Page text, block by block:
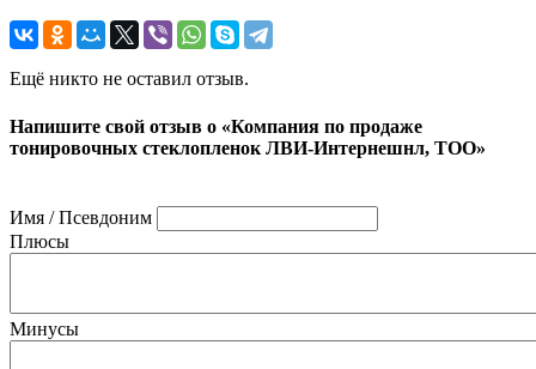
Ещё никто не оставил отзыв.
Напишите свой отзыв о «Компания по продаже
тонировочных стеклопленок ЛВИ-Интернешнл, ТОО»
Имя / Псевдоним
Плюсы
Минусы